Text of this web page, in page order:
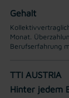
Gehalt
Monat.
Berufserfahrung
TTI AUSTRIA
Hinter jedem